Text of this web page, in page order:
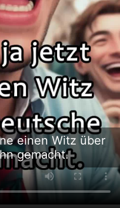
einen Witz über
gemacht.